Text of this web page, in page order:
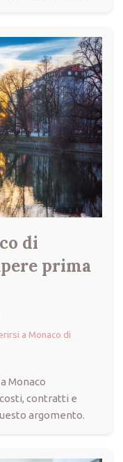
di
prima
a Monaco di
Monaco
contratti e
argomento.